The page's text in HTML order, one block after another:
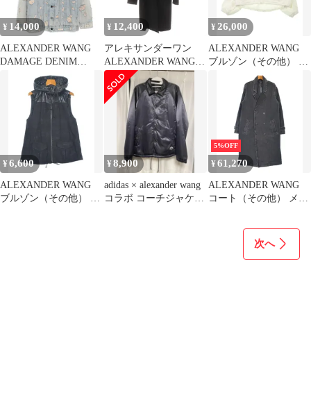
¥ 14,000
ALEXANDER WANG
DAMAGE DENIM
JACKET S
¥ 12,400
アレキサンダーワン
ALEXANDER WANG
チェスターコート ロン
グ丈 ストライプ柄 ウー
ル XS 黒 ブラック
/AN49
¥ 26,000
ALEXANDER WANG
ブルゾン（その他） メ
ンズ 【古着】【中古】
【送料無料】
¥6,600
ALEXANDER WANG
ブルゾン（その他） メ
¥8,900
adidas × alexander wang
コラボ コーチジャケッ
5%OFF
¥61,270
ALEXANDER WANG
コート（その他） メン
次へ